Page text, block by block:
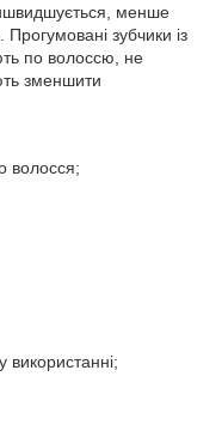
менше
зубчики із
по волоссю, не
зменшити
волосся;